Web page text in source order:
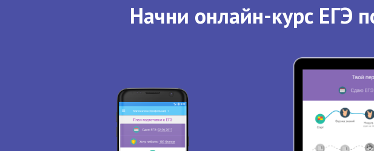
Начни онлайн-курс ЕГЭ